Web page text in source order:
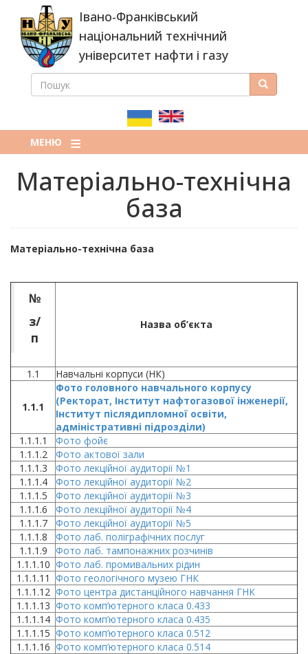
основного
вмісту
Івано-Франківський
національний технічний
університет нафти і газу
ПОШУКОВА
ПОШУК Пошук
МЕНЮ
Матеріально-технічна
база
Матеріально-технічна база
№
з/
п
Назва об’єкта
1.1 Навчальні корпуси (НК)
1.1.1
Фото головного навчального корпусу
(Ректорат, Інститут нафтогазової інженерії,
Інститут післядипломної освіти,
адміністративні підрозділи)
1.1.1.1
Фото фойє
1.1.1.2
Фото актової зали
1.1.1.3
Фото лекційної аудиторії №1
1.1.1.4
Фото лекційної аудиторії №2
1.1.1.5
Фото лекційної аудиторії №3
1.1.1.6
Фото лекційної аудиторії №4
1.1.1.7
Фото лекційної аудиторії №5
1.1.1.8
Фото лаб. поліграфічних послуг
1.1.1.9
Фото лаб. тампонажних розчинів
1.1.1.10 Фото лаб. промивальних рідин
1.1.1.11 Фото геологічного музею ГНК
1.1.1.12 Фото центра дистанційного навчання ГНК
1.1.1.13 Фото комп’ютерного класа 0.433
1.1.1.14 Фото комп’ютерного класа 0.435
1.1.1.15 Фото комп’ютерного класа 0.512
1.1.1.16 Фото комп’ютерного класа 0.514